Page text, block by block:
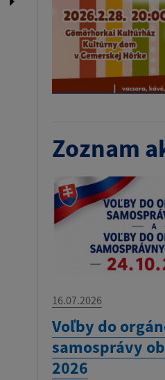
Zoznam
16.07.2026
Voľby do
samosprávy
2026